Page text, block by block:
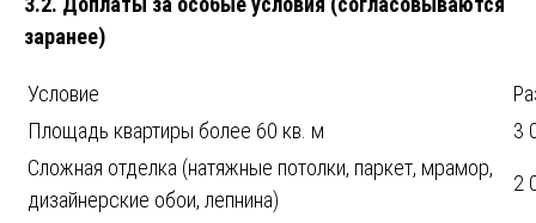
заранее)
Условие
Площадь квартиры более 60 кв. м
3
Сложная отделка (натяжные потолки, паркет, мрамор,
дизайнерские обои, лепнина)
2